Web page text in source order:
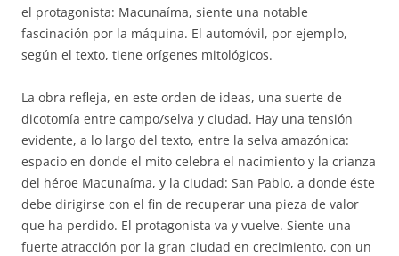
el protagonista: Macunaíma, siente una notable
fascinación por la máquina. El automóvil, por ejemplo,
según el texto, tiene orígenes mitológicos.
La obra refleja, en este orden de ideas, una suerte de
dicotomía entre campo/selva y ciudad. Hay una tensión
evidente, a lo largo del texto, entre la selva amazónica:
espacio en donde el mito celebra el nacimiento y la crianza
del héroe Macunaíma, y la ciudad: San Pablo, a donde éste
debe dirigirse con el fin de recuperar una pieza de valor
que ha perdido. El protagonista va y vuelve. Siente una
fuerte atracción por la gran ciudad en crecimiento, con un